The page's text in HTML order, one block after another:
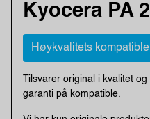
Kyocera PA
Høykvalitets
Tilsvarer original i kvalitet
garanti på kompatible.